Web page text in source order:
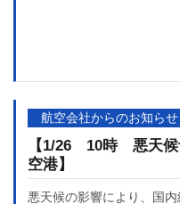
航空会社からのお知らせ
【1/26 10時 悪天候
空港】
悪天候の影響により、国